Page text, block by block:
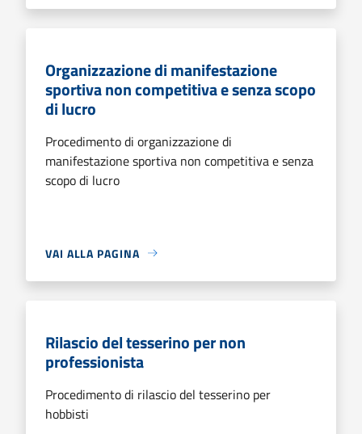
Organizzazione di manifestazione
sportiva non competitiva e senza scopo
di lucro
Procedimento di organizzazione di
manifestazione sportiva non competitiva e senza
scopo di lucro
VAI ALLA PAGINA
Rilascio del tesserino per non
professionista
Procedimento di rilascio del tesserino per
hobbisti